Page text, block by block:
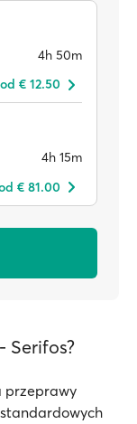
4h 50m
€ 12.50
4h 15m
€ 81.00
Serifos?
przeprawy